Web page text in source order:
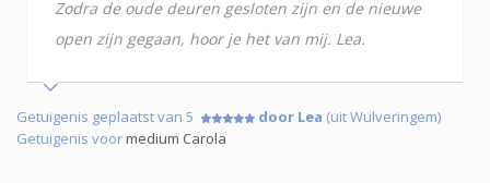
Zodra de oude deuren gesloten zijn en de nieuwe
open zijn gegaan, hoor je het van mij. Lea.
Getuigenis geplaatst van 5 door Lea (uit Wulveringem)
Getuigenis voormedium Carola